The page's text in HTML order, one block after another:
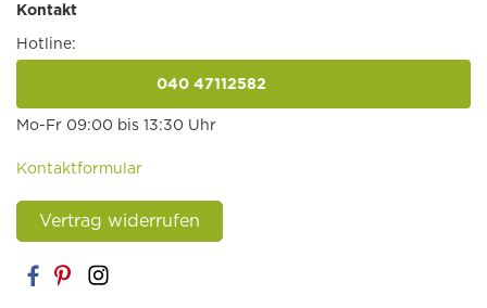
Kontakt
Hotline:
040 47112582
Mo-Fr 09:00 bis 13:30 Uhr
Kontaktformular
Vertrag widerrufen